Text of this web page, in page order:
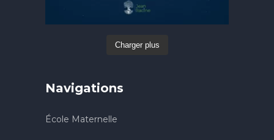
Charger plus
Navigations
École Maternelle